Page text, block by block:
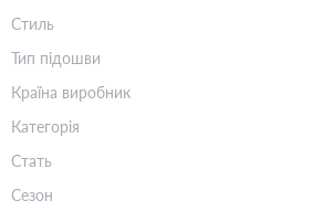
Стиль
Тип підошви
Країна виробник
Категорія
Стать
Сезон